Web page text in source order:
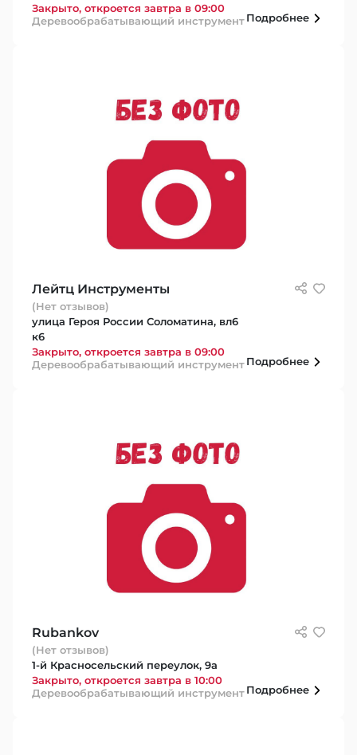
Закрыто, откроется завтра в 09:00
Деревообрабатывающий инструментПодробнее
Лейтц Инструменты
(Нет отзывов)
улица Героя России Соломатина, вл6
к6
Закрыто, откроется завтра в 09:00
Деревообрабатывающий инструментПодробнее
Rubankov
(Нет отзывов)
1-й Красносельский переулок, 9а
Закрыто, откроется завтра в 10:00
Деревообрабатывающий инструментПодробнее